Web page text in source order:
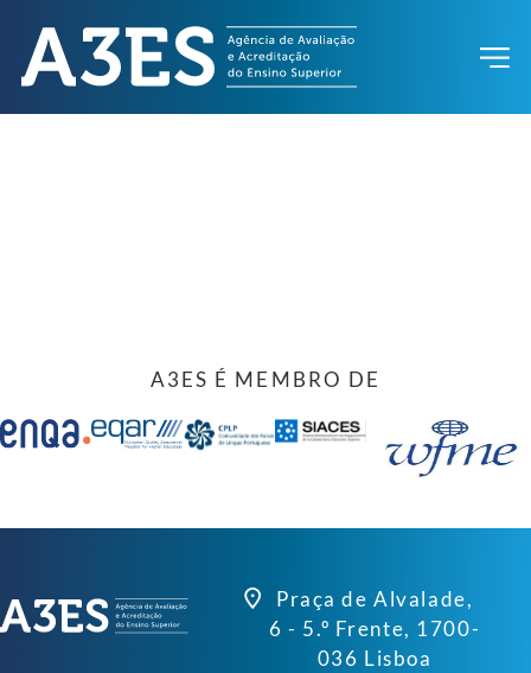
A3ES É MEMBRO DE
Praça de Alvalade,
6 - 5.º Frente, 1700-
036 Lisboa